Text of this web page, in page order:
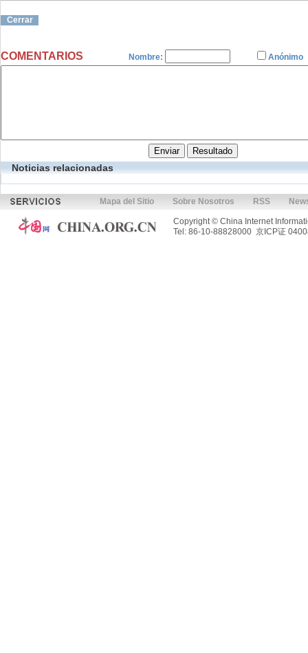
Cerrar
COMENTARIOS Nombre: Anónimo
Noticias relacionadas